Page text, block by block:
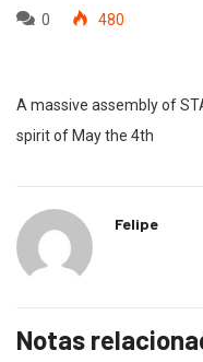
0 480
A massive assembly of
spirit of May the 4th
Felipe
Notas